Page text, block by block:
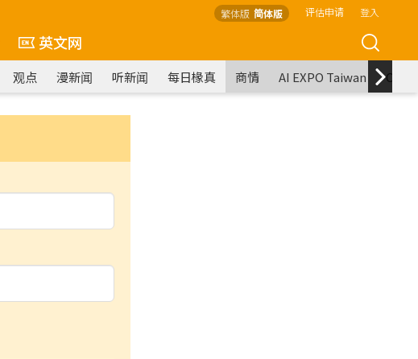
繁体版 简体版 评估申请 登入
英文网
观点 漫新闻 听新闻 每日椽真 商情 AI EXPO Taiwan